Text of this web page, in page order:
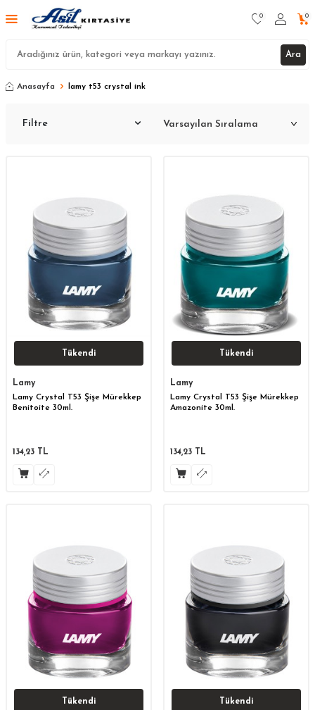
Ara
0 0
Anasayfa lamy t53 crystal ink
Filtre
Tükendi
Lamy
Lamy Crystal T53 Şişe Mürekkep
Benitoite 30ml.
134,23 TL
Tükendi
Lamy
Lamy Crystal T53 Şişe Mürekkep
Amazonite 30ml.
134,23 TL
Tükendi Tükendi